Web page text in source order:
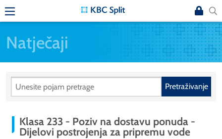
Natječaji
Pretraživanje
Klasa 233 - Poziv na dostavu ponuda -
Dijelovi postrojenja za pripremu vode